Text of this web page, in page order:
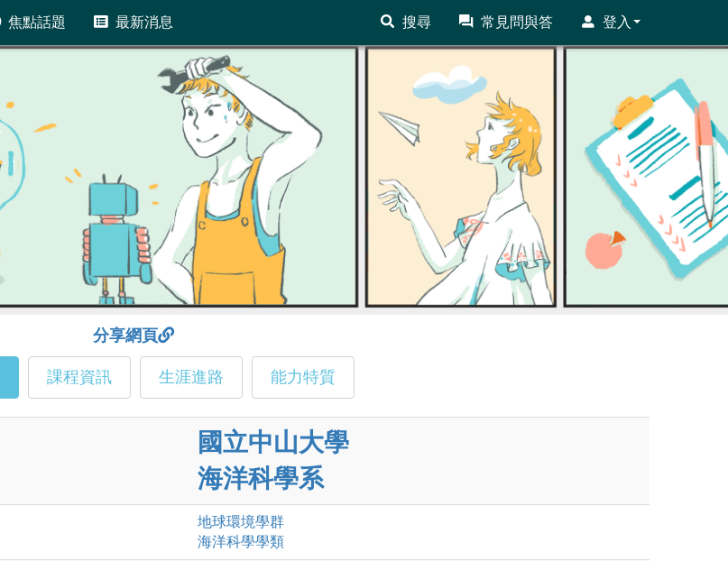
焦點話題 最新消息 搜尋 常見問與答 登入
分享網頁
課程資訊 生涯進路 能力特質
國立中山大學
海洋科學系
地球環境學群
海洋科學學類